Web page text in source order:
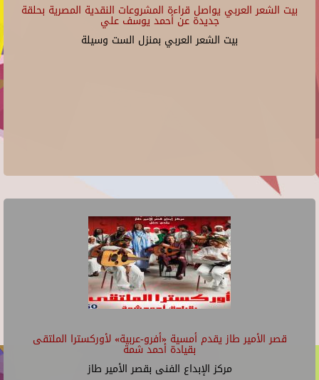
بيت الشعر العربي يواصل قراءة المشروعات النقدية المصرية بحلقة
جديدة عن أحمد يوسف علي
بيت الشعر العربي بمنزل الست وسيلة
قصر الأمير طاز يقدم أمسية «أفرو-عربية» لأوركسترا الملتقى
بقيادة أحمد شمة
مركز الإبداع الفنى بقصر الأمير طاز